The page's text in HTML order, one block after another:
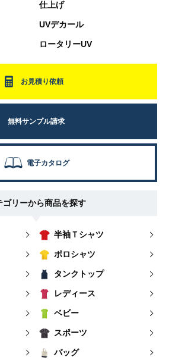
仕上げ
UVデカール
ロータリーUV
お見積り依頼
無料サンプル請求
電子カタログ
ゴリーから商品を探す
半袖Ｔシャツ
ポロシャツ
タンクトップ
レディース
ベビー
スポーツ
バッグ